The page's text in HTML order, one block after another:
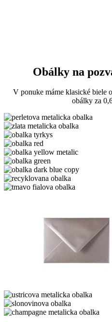
Obálky na
V ponuke máme klasické biele
obálky za
perletova
metalicka
obalka
zlata
metalicka
obalka
obalka
tyrkys
obalka
red
obalka
yellow
metalic
obalka
green
obalka
dark
recyklovana
strieborna
metalicka
ustricova
metalicka
slonovinova